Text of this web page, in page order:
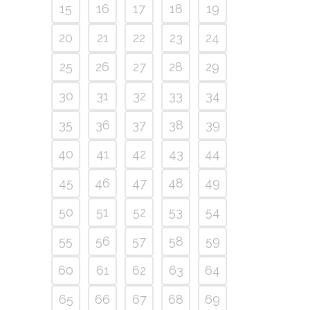
15 16 17 18
19
20
21 22 23
24
25
26 27 28
29
30
31 32 33
34
35
36 37 38
39
40
41 42 43
44
45
46 47 48
49
50
51 52 53
54
55
56 57 58
59
60
61 62 63
64
65
66 67 68 69